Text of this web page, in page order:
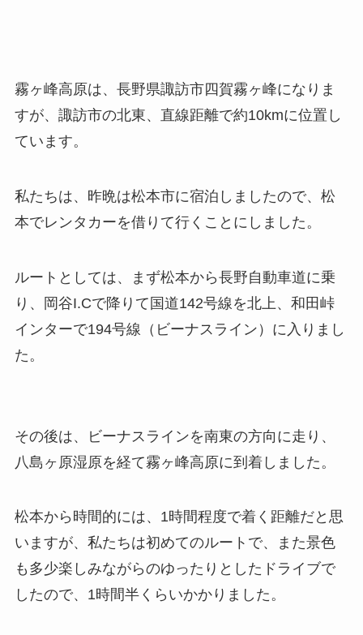
霧ヶ峰高原は、長野県諏訪市四賀霧ヶ峰になりま
すが、諏訪市の北東、直線距離で約10kmに位置し
ています。
私たちは、昨晩は松本市に宿泊しましたので、松
本でレンタカーを借りて行くことにしました。
ルートとしては、まず松本から長野自動車道に乗
り、岡谷I.Cで降りて国道142号線を北上、和田峠
インターで194号線（ビーナスライン）に入りまし
た。
その後は、ビーナスラインを南東の方向に走り、
八島ヶ原湿原を経て霧ヶ峰高原に到着しました。
松本から時間的には、1時間程度で着く距離だと思
いますが、私たちは初めてのルートで、また景色
も多少楽しみながらのゆったりとしたドライブで
したので、1時間半くらいかかりました。